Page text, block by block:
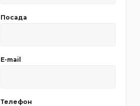
Посада
E-mail
Телефон